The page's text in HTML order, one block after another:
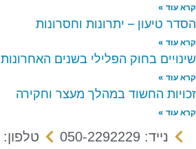
קרא עוד »
הסדר טיעון – יתרונות וחסרונות
קרא עוד »
שינויים בחוק הפלילי בשנים האחרונות
קרא עוד »
זכויות החשוד במהלך מעצר וחקירה
קרא עוד »
נייד: 050-2292229
טלפון: 03-6938555